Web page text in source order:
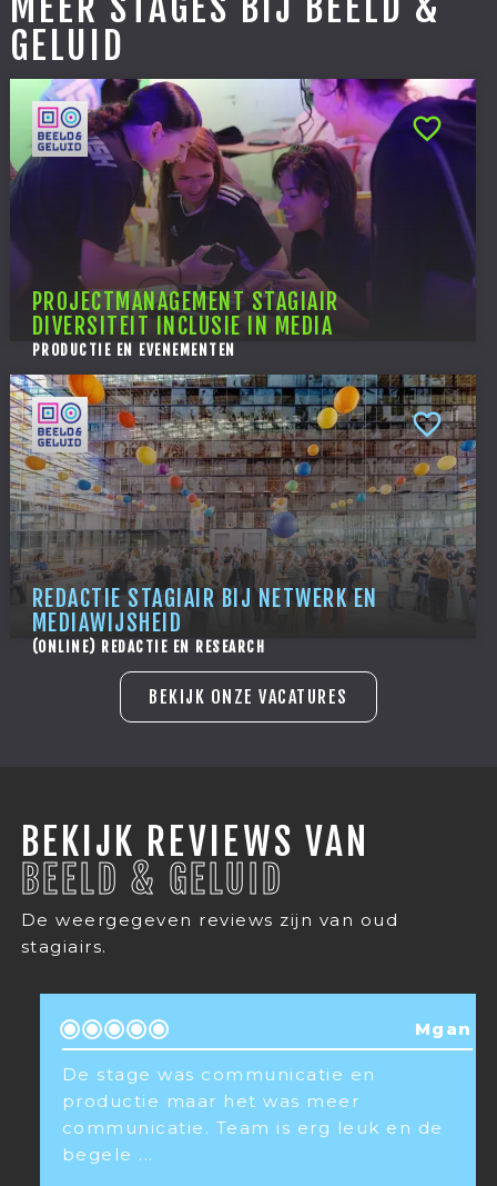
GELUID
PROJECTMANAGEMENT STAGIAIR
DIVERSITEIT INCLUSIE IN MEDIA
PRODUCTIE EN EVENEMENTEN
REDACTIE STAGIAIR BIJ NETWERK EN
MEDIAWIJSHEID
(ONLINE) REDACTIE EN RESEARCH
BEKIJK ONZE VACATURES
BEKIJK REVIEWS VAN
BEELD & GELUID
De weergegeven reviews zijn van oud
stagiairs.
Mgan
De stage was communicatie en
productie maar het was meer
communicatie. Team is erg leuk en de
begele ...